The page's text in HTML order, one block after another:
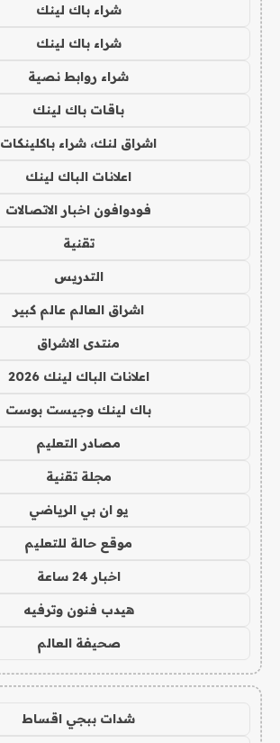
شراء باك لينك
شراء باك لينك
شراء روابط نصية
باقات باك لينك
اشراق لنك، شراء باكلينكات
اعلانات الباك لينك
فودوافون اخبار الاتصالات
تقنية
التدريس
اشراق العالم عالم كبير
منتدى الاشراق
اعلانات الباك لينك 2026
باك لينك وجيست بوست
مصادر التعليم
مجلة تقنية
يو ان بي الرياضي
موقع حالة للتعليم
اخبار 24 ساعة
هيدب فنون وترفيه
صحيفة العالم
شدات ببجي اقساط